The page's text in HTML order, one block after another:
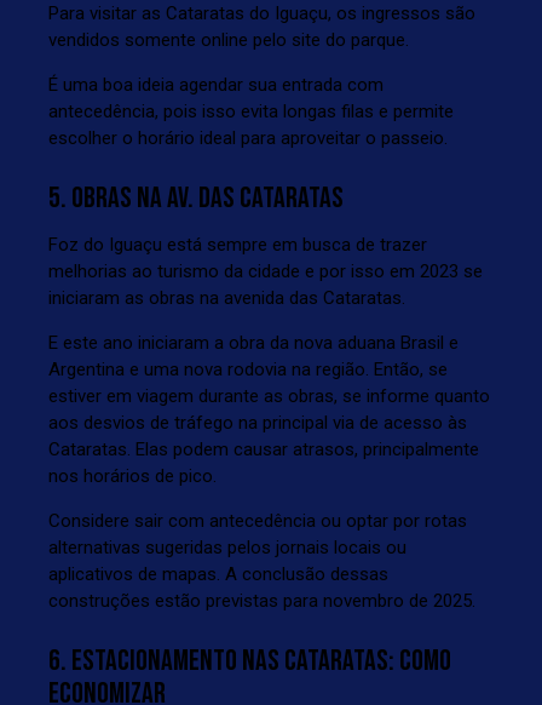
Para visitar as Cataratas do Iguaçu, os ingressos são
vendidos somente online pelo site do parque
É uma boa ideia agendar sua entrada com
antecedência, pois isso evita longas filas e permite
escolher o horário ideal para aproveitar o passeio.
5. OBRAS NA AV. DAS CATARATAS
Foz do Iguaçu está sempre em busca de trazer
melhorias ao turismo da cidade e por isso em 2023 se
iniciaram as obras na avenida das Cataratas.
E este ano iniciaram a obra da nova aduana Brasil e
Argentina e uma nova rodovia na região. Então, se
estiver em viagem durante as obras, se informe quanto
aos desvios de tráfego na principal via de acesso às
Cataratas. Elas podem causar atrasos, principalmente
nos horários de pico.
Considere sair com antecedência ou optar por rotas
alternativas sugeridas pelos jornais locais ou
aplicativos de mapas. A conclusão dessas
construções estão previstas para novembro de 2025.
6. ESTACIONAMENTO NAS CATARATAS: COMO
ECONOMIZAR